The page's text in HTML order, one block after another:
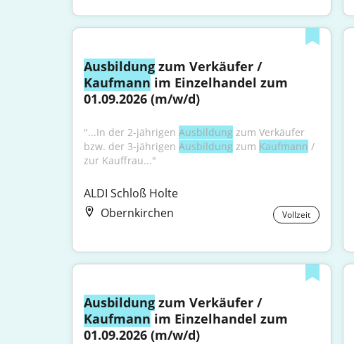
Ausbildung
zum Verkäufer /
Kaufmann im Einzelhandel zum
01.09.2026 (m/w/d)
"...In der 2-jährigen Ausbildung zum Verkäufer
bzw. der 3-jährigen Ausbildung zum Kaufmann /
zur Kauffrau..."
ALDI Schloß Holte
Obernkirchen
Vollzeit
Ausbildung
zum Verkäufer /
Kaufmann im Einzelhandel zum
01.09.2026 (m/w/d)